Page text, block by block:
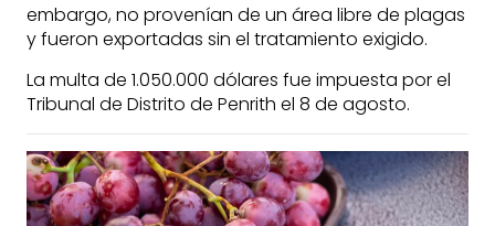
embargo, no provenían de un área libre de plagas
y fueron exportadas sin el tratamiento exigido.
La multa de 1.050.000 dólares fue impuesta por el
Tribunal de Distrito de Penrith el 8 de agosto.